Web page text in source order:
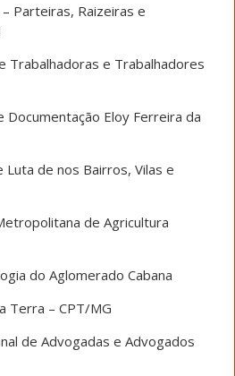
Parteiras, Raizeiras e
Trabalhadoras e Trabalhadores
Documentação Eloy Ferreira da
Luta de nos Bairros, Vilas e
de Agricultura
do Aglomerado Cabana
Terra – CPT/MG
de Advogadas e Advogados